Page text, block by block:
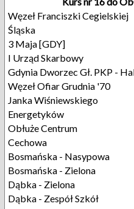
Węzeł Franciszki Cegielskiej
Śląska
3 Maja [GDY]
I Urząd Skarbowy
Gdynia Dworzec Gł. PKP -
Węzeł Ofiar Grudnia '70
Janka Wiśniewskiego
Energetyków
Obłuże Centrum
Cechowa
Bosmańska - Nasypowa
Bosmańska - Zielona
Dąbka - Zielona
Dąbka - Zespół Szkół